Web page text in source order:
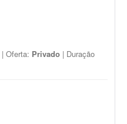
| Oferta: Privado | Duração